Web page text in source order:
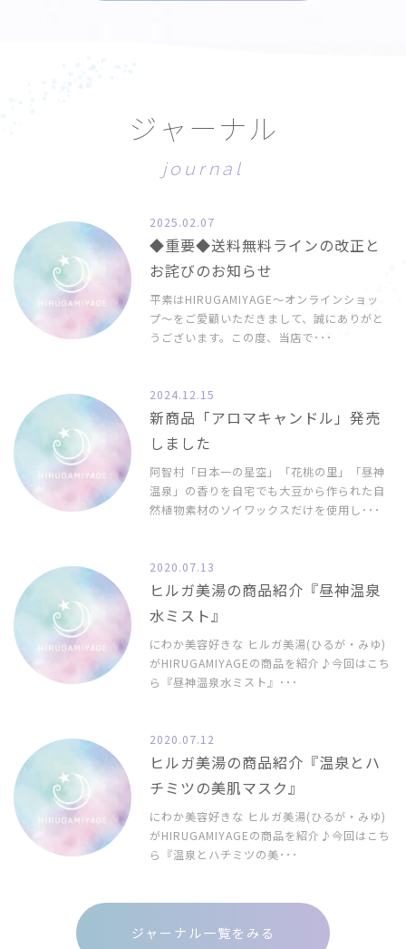
ジ ャ ーナル
jo urna l
2025.02.07
◆重要◆送料無料ラインの改正と
お詫びのお知らせ
平素はHIRUGAMIYAGE〜オンラインショッ
プ〜をご愛顧いただきまして、誠にありがと
うございます。この度、当店で･･･
2024.12.15
新商品「アロマキャンドル」発売
しました
阿智村「日本一の星空」「花桃の里」「昼神
温泉」の香りを自宅でも大豆から作られた自
然植物素材のソイワックスだけを使用し･･･
2020.07.13
ヒルガ美湯の商品紹介『昼神温泉
水ミスト』
にわか美容好きな ヒルガ美湯(ひるが・みゆ)
がHIRUGAMIYAGEの商品を紹介♪今回はこち
ら『昼神温泉水ミスト』･･･
2020.07.12
ヒルガ美湯の商品紹介『温泉とハ
チミツの美肌マスク』
にわか美容好きな ヒルガ美湯(ひるが・みゆ)
がHIRUGAMIYAGEの商品を紹介♪今回はこち
ら『温泉とハチミツの美･･･
ジャーナル一覧をみる